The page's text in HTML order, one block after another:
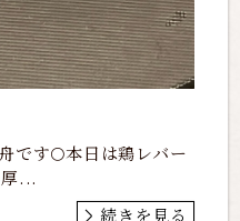
です🌕本日は鶏レバー
...
続きを見る